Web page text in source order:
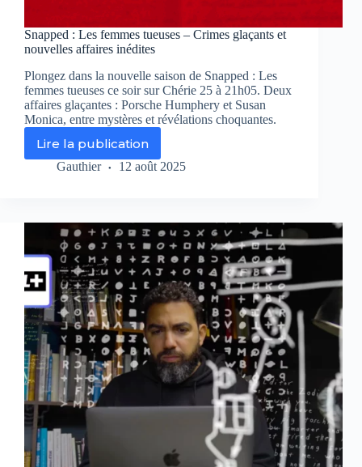
Snapped : Les femmes tueuses – Crimes glaçants et
nouvelles affaires inédites
Plongez dans la nouvelle saison de Snapped : Les
femmes tueuses ce soir sur Chérie 25 à 21h05. Deux
affaires glaçantes : Porsche Humphery et Susan
Monica, entre mystères et révélations choquantes.
Lire la publication
Snapped
:
–
Crimes
glaçants
et
nouvelles
affaires
inédites
Gauthier 12 août 2025